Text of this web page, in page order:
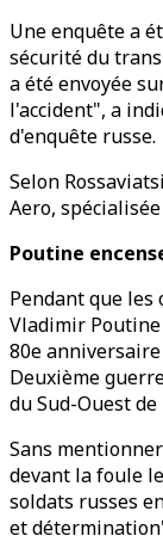
Une enquête a
sécurité du
a été envoyée
l'accident", a
d'enquête russe.
Selon
Aero,
Poutine
Pendant que
Vladimir
80e
Deuxième
du Sud-Ouest
Sans
devant la foule
soldats russes
et